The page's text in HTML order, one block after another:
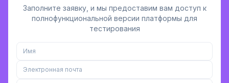
Заполните заявку, и мы предоставим вам доступ к
полнофункциональной версии платформы для
тестирования